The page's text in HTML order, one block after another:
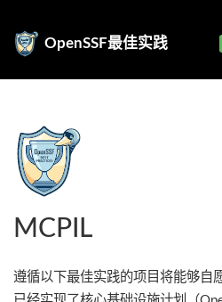
OpenSSF最佳实践
MCPIL
遵循以下最佳实践的项目将能够自